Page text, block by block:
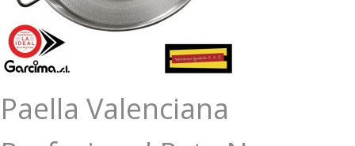
Paella Valenciana